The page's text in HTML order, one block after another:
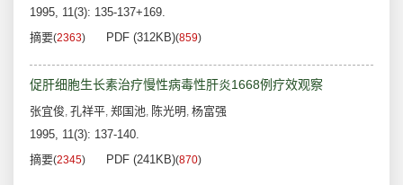
1995, 11(3): 135-137+169.
摘要(2363) PDF (312KB)(859)
促肝细胞生长素治疗慢性病毒性肝炎1668例疗效观察
张宜俊, 孔祥平, 郑国池, 陈光明 , 杨富强
1995, 11(3): 137-140.
摘要(2345) PDF (241KB)(870)